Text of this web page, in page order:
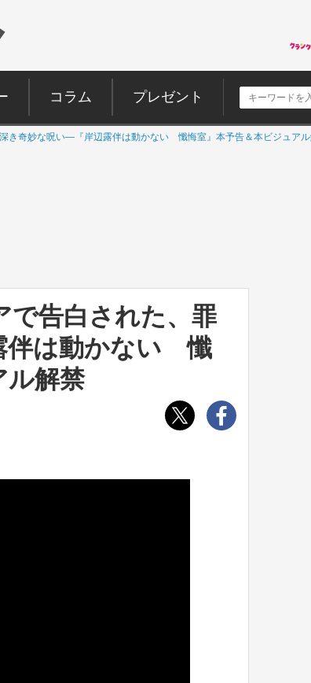
コラム プレゼント
き奇妙な呪い―『岸辺露伴は動かない 懺悔室』本予告＆本ビジュア
で告白された、罪
伴は動かない 懺
ル解禁